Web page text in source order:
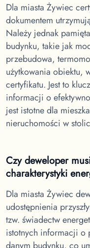
Dla miasta Żywiec
dokumentem
Należy jednak
budynku, takie jak
przebudowa,
użytkowania obiektu,
certyfikatu. Jest to
informacji o
jest istotne dla
nieruchomości w
Czy deweloper
charakterystyki
Dla miasta Żywiec
udostępnienia
tzw. świadectw
istotnych informacji
danym budynku, co